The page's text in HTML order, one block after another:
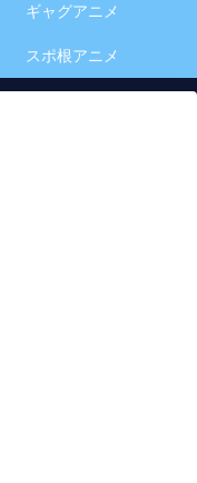
ギャグアニメ
スポ根アニメ